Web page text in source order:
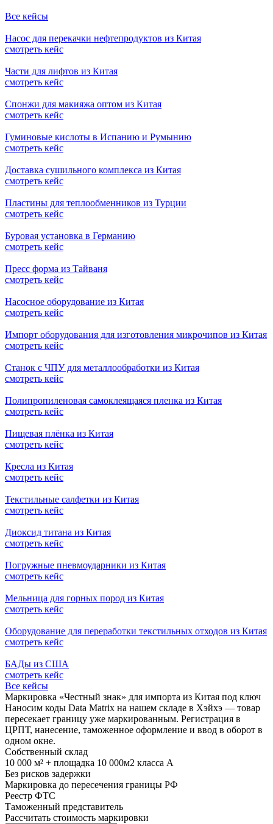
Все кейсы
Насос для перекачки нефтепродуктов из Китая
смотреть кейс
Части для лифтов из Китая
смотреть кейс
Спонжи для макияжа оптом из Китая
смотреть кейс
Гуминовые кислоты в Испанию и Румынию
смотреть кейс
Доставка сушильного комплекса из Китая
смотреть кейс
Пластины для теплообменников из Турции
смотреть кейс
Буровая установка в Германию
смотреть кейс
Пресс форма из Тайваня
смотреть кейс
Насосное оборудование из Китая
смотреть кейс
Импорт оборудования для изготовления микрочипов из Китая
смотреть кейс
Станок с ЧПУ для металлообработки из Китая
смотреть кейс
Полипропиленовая самоклеящаяся пленка из Китая
смотреть кейс
Пищевая плёнка из Китая
смотреть кейс
Кресла из Китая
смотреть кейс
Текстильные салфетки из Китая
смотреть кейс
Диоксид титана из Китая
смотреть кейс
Погружные пневмоударники из Китая
смотреть кейс
Мельница для горных пород из Китая
смотреть кейс
Оборудование для переработки текстильных отходов из Китая
смотреть кейс
БАДы из США
смотреть кейс
Все кейсы
Маркировка «Честный знак» для импорта из Китая под ключ
Наносим коды Data Matrix на нашем складе в Хэйхэ — товар
пересекает границу уже маркированным. Регистрация в
ЦРПТ, нанесение, таможенное оформление и ввод в оборот в
одном окне.
Собственный склад
10 000 м² + площадка 10 000м2 класса А
Без рисков задержки
Маркировка до пересечения границы РФ
Реестр ФТС
Таможенный представитель
Рассчитать стоимость маркировки